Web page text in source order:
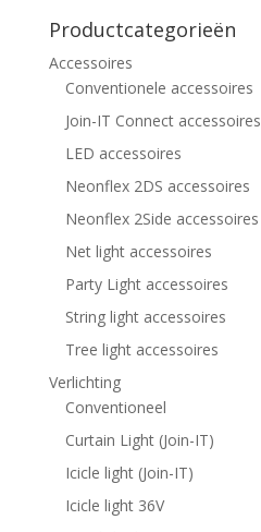
Productcategorieën
Accessoires
Conventionele accessoires
Join-IT Connect accessoires
LED accessoires
Neonflex 2DS accessoires
Neonflex 2Side accessoires
Net light accessoires
Party Light accessoires
String light accessoires
Tree light accessoires
Verlichting
Conventioneel
Curtain Light (Join-IT)
Icicle light (Join-IT)
Icicle light 36V